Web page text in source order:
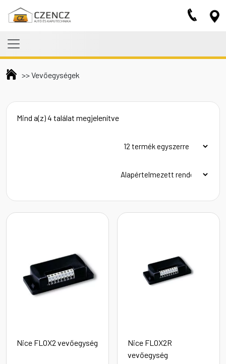
Skip to main content
>>Vevőegységek
Mind a(z) 4 találat megjelenítve
Nice FLOX2 vevőegység
Nice FLOX2R
vevőegység